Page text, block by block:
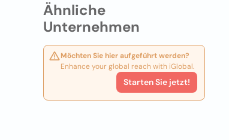
Ähnliche
Unternehmen
Möchten Sie hier aufgeführt werden?
Enhance your global reach with iGlobal.
Starten Sie jetzt!